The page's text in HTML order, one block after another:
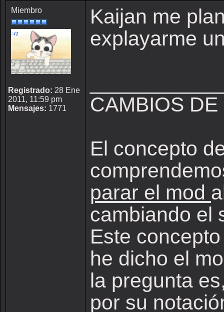
Miembro
Registrado: 28 Ene
2011, 11:59 pm
Mensajes: 1771
Kaijan me
explayarme
CAMBIOS
El concepto
parar el mod
cambiando el
Este
he dicho el
la pregunta
por su